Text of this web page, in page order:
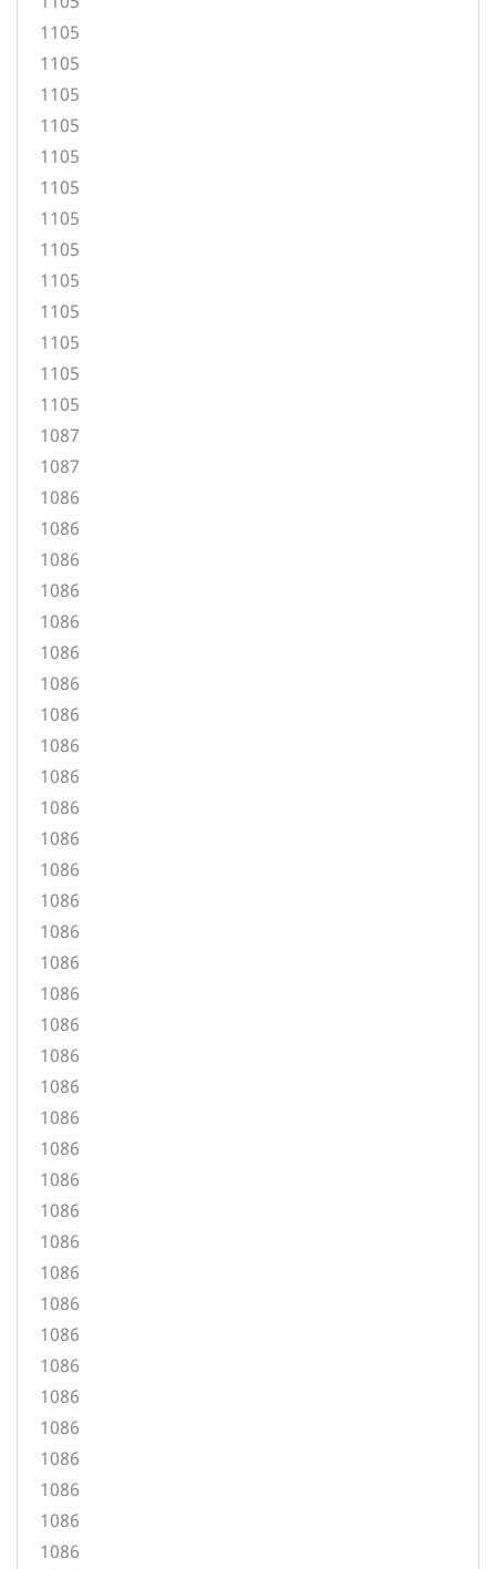
1105
1105
1105
1105
1105
1105
1105
1105
1105
1105
1105
1105
1105
1087
1087
1086
1086
1086
1086
1086
1086
1086
1086
1086
1086
1086
1086
1086
1086
1086
1086
1086
1086
1086
1086
1086
1086
1086
1086
1086
1086
1086
1086
1086
1086
1086
1086
1086
1086
1086